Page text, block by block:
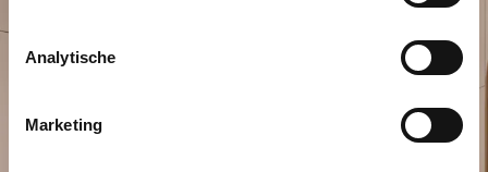
Analytische
Marketing
Planen Sie Ihren besonderen